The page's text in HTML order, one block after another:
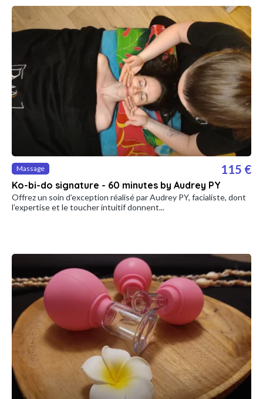
Massage
Ko-bi-do signature - 60 minutes by Audrey PY
115 €
Offrez un soin d’exception réalisé par Audrey PY, facialiste, dont
l’expertise et le toucher intuitif donnent...